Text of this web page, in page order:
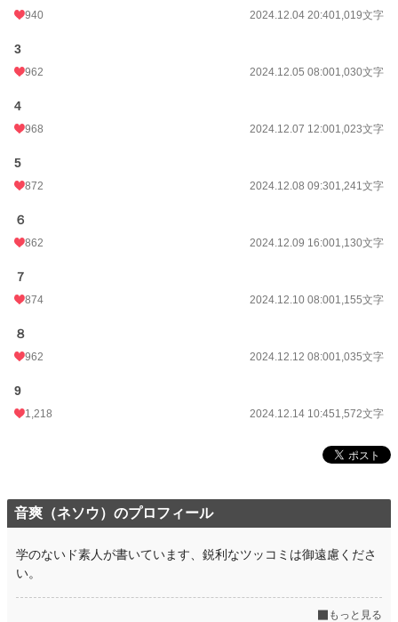
初回完結日時
週間ポイント
月間ポイント
年間ポイント
940 2024.12.04 20:401,019文字
3
962 2024.12.05 08:001,030文字
4
968 2024.12.07 12:001,023文字
5
872 2024.12.08 09:301,241文字
６
862 2024.12.09 16:001,130文字
７
874 2024.12.10 08:001,155文字
８
962 2024.12.12 08:001,035文字
9
1,218 2024.12.14 10:451,572文字
音爽（ネソウ）のプロフィール
学のないド素人が書いています、鋭利なツッコミは御遠慮くださ
い。
もっと見る